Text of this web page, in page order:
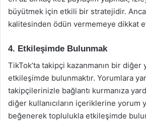
büyütmek için etkili bir stratejidir.
kalitesinden ödün vermemeye dikkat
4. Etkileşimde Bulunmak
TikTok’ta takipçi kazanmanın bir
etkileşimde bulunmaktır. Yorumlara
takipçilerinizle bağlantı kurmanıza
diğer kullanıcıların içeriklerine yorum
beğenerek toplulukla etkileşimde